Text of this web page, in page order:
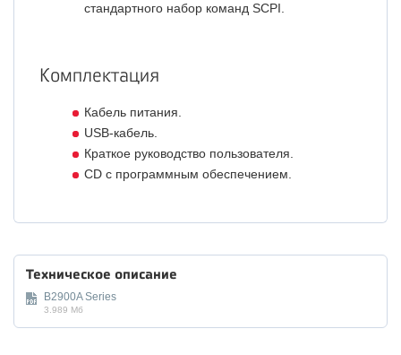
стандартного набор команд SCPI.
Комплектация
Кабель питания.
USB-кабель.
Краткое руководство пользователя.
CD с программным обеспечением.
Техническое описание
B2900A Series
3.989 Мб